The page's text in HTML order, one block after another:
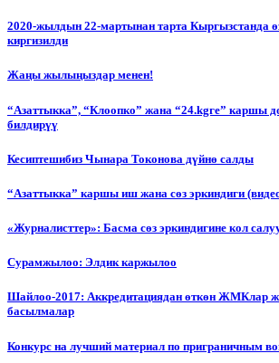
2020-жылдын 22-мартынан тарта Кыргызстанда
киргизилди
Жаңы жылыңыздар менен!
“Азаттыкка”, “Клоопко” жана “24.kgге” каршы
билдирүү
Кесиптешибиз Чынара Токонова дүйнө салды
“Азаттыкка” каршы иш жана сөз эркиндиги
«Журналисттер»: Басма сөз эркиндигине кол
Сурамжылоо: Элдик каржылоо
Шайлоо-2017: Аккредитациядан өткөн ЖМКлар
басылмалар
Конкурс на лучший материал по приграничным